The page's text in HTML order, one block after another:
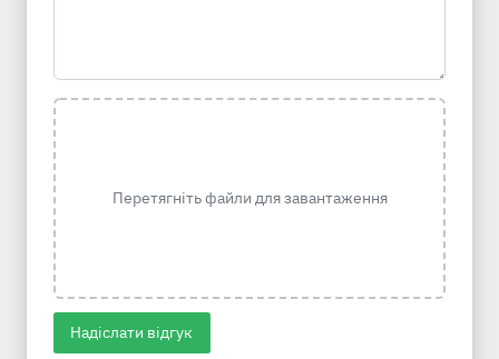
Перетягніть файли для завантаження
Надіслати відгук